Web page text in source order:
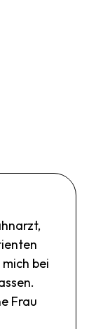
bei
Frau